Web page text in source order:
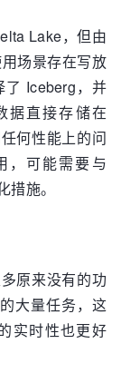
Lake，但由
场景存在写放
了 Iceberg，并
据直接存储在
何性能上的问
，可能需要与
施。
原来没有的功
大量任务，这
实时性也更好